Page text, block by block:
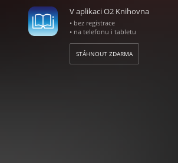
V aplikaci O2 Knihovna
• bez registrace
• na telefonu i tabletu
STÁHNOUT ZDARMA